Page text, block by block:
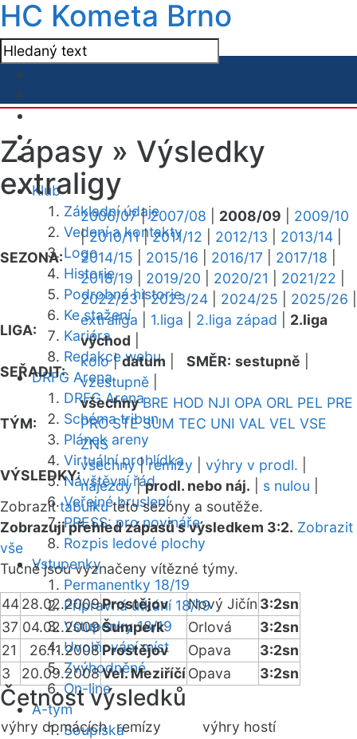
HC Kometa Brno
Klub
Základní údaje
Vedení a kontakty
Logo
Historie
Podrobná historie
Ke stažení
Kariéra
Redakce webu
DRFG Arena
DRFG Arena
Schéma tribun
Plánek areny
Virtuální prohlídka
Návštěvní řád
Veřejné bruslení
PRESS: pro novináře
Rozpis ledové plochy
Vstupenky
Permanentky 18/19
Přípravná utkání 18/19
Vstupenky 18/19
Uvolňování míst
Zvýhodněné
On-line
A-tým
Soupiska
Zápasy » Výsledky
extraligy
SEZONA:
2006/07|2007/08 2008/09
2009/10
|2010/11|2011/12 2012/13 2013/14
2014/15
2015/16 2016/17 2017/18
2018/19
2019/20 2020/21 2021/22
2022/23|2023/24 2024/25 2025/26
LIGA:
extraliga 1.liga 2.liga západ
2.liga
východ
SEŘADIT:
kolo|datum SMĚR: sestupně
vzestupně
TÝM:
všechny BRE HOD NJI OPA ORL PEL PRE
PRO STE SUM TEC UNI VAL VEL VSE
ZNS
VÝSLEDKY:
všechny|remízy výhry v prodl.
nájezdy|prodl. nebo náj. s nulou
Zobrazittabulkutéto sezóny a soutěže.
Zobrazuji přehled zápasů s výsledkem 3:2. Zobrazit
vše
Tučně jsou vyznačeny vítězné týmy.
4428.02.2009Prostějov Nový Jičín 3:2sn
37 04.02.2009Šumperk Orlová
3:2sn
21
26.11.2008Prostějov Opava
3:2sn
3
20.09.2008Vel. MeziříčíOpava 3:2sn
Četnost výsledků
výhry domácíchremízy výhry hostí